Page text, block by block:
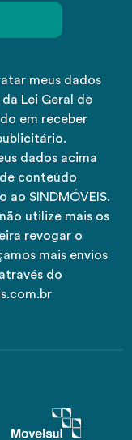
meus dados
Lei Geral de
em receber
dados acima
conteúdo
SINDMÓVEIS.
utilize mais os
revogar o
mais envios
do